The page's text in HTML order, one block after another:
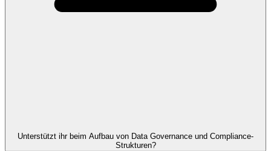
Unterstützt ihr beim Aufbau von Data Governance und Compliance-
Strukturen?